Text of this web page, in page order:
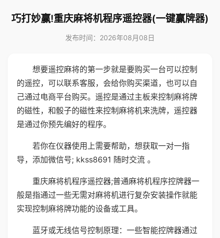
巧打妙赢!重庆麻将机程序遥控器(一键赢牌器)
发布时间：2026年08月08日
想要遥控麻将的第一步就是要购买一台可以控制
的遥控，可以联系客服，会给你购买渠道，也可以自
己通过电商平台购买。遥控是通过主板来控制麻将牌
的磁性，和骰子的磁性来控制麻将机来洗牌，遥控器
是通过你预先编好的程序。
若你在仪器使用上需要帮助，想获取一对一指
导，添加微信号; kkss8691 随时交流 。
重庆麻将机程序遥控器;普通麻将机程序控牌器一
般是指通过一些无需对麻将机进行复杂安装操作就能
实现控制麻将牌功能的设备或工具。
蓝牙或无线信号控制原理：一些智能控牌器通过